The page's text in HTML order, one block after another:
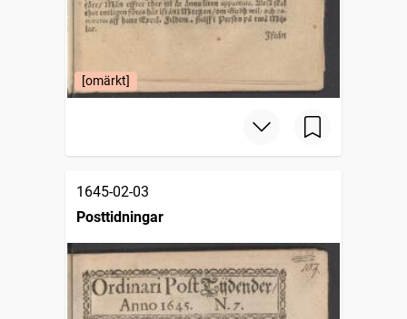
[omärkt]
1645-02-03
Posttidningar